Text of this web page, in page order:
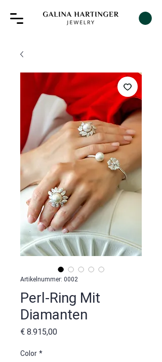
Artikelnummer: 0002
Perl-Ring Mit
Diamanten
€ 8.915,00Preis
Color *